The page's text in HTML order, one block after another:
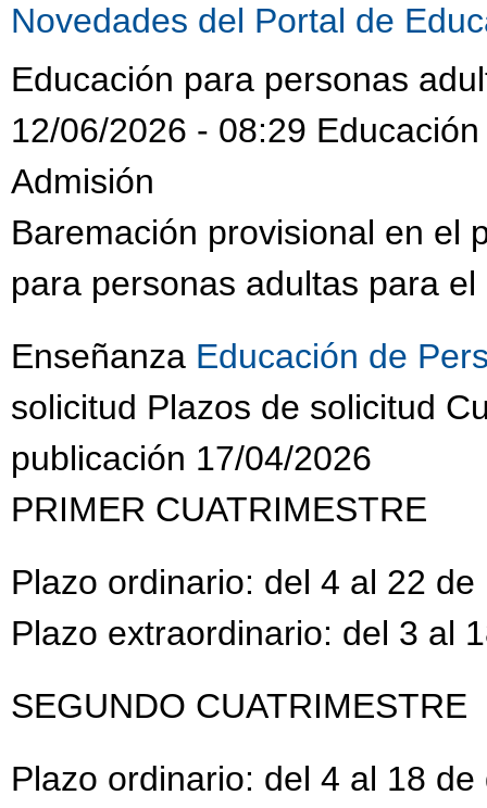
Novedades del Portal de
Educación para personas
12/06/2026 - 08:29
Admisión
Baremación provisional en el
para personas adultas para
Enseñanza Educación de
solicitud Plazos de solicitud
publicación 17/04/2026
PRIMER CUATRIMESTRE
Plazo ordinario: del 4 al 22
Plazo extraordinario: del 3 al
SEGUNDO CUATRIMESTRE
Plazo ordinario: del 4 al 18